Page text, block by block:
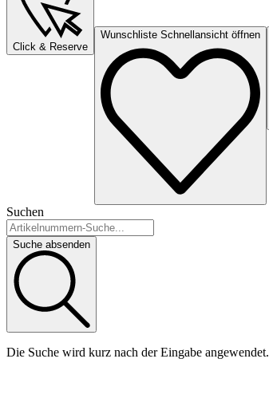
Click & Reserve
Wunschliste Schnellansicht öffnen
Suchen
Suche absenden
Die Suche wird kurz nach der Eingabe angewendet.